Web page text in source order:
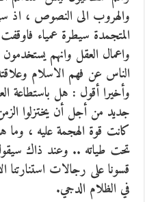
والهروب الى النصوص ، اذ
المتجمدة سيطرة عمياء
واعمال العقل وانهم
الناس عن فهم الاسلام
وأخيرا أقول : هل باستطاعة
جديد من أجل أن يختزلوا
كانت قوة الهجمة عليه ،
تحت طياته .. وعند ذاك سيقول
قسونا على رجالات استنارتنا
في الظلام الدجي.